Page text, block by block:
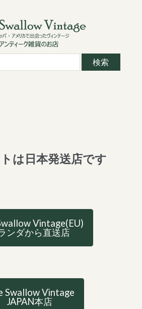
は日本発送店です
Vintage(EU)
ンダから直送店
Swallow Vintage
JAPAN本店